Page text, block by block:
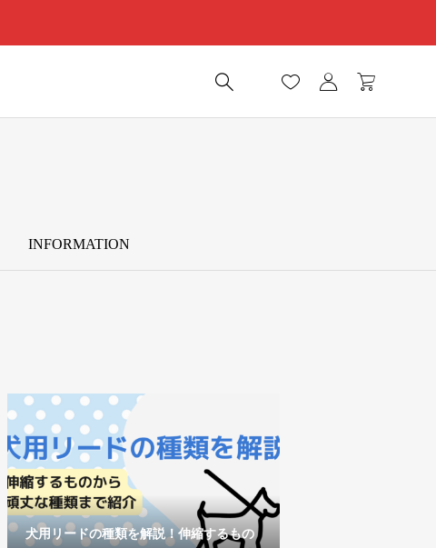
INFORMATION
解説！伸縮するもの
小型犬の首に負担がかからない首輪の選